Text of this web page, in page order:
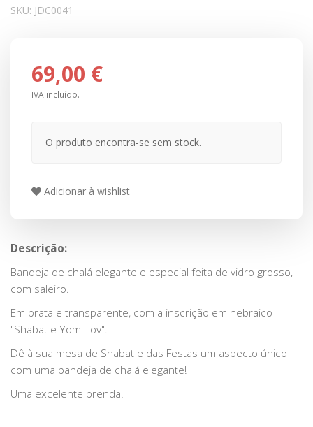
SKU: JDC0041
69,00 €
IVA incluído.
O produto encontra-se sem stock.
Adicionar à wishlist
Descrição:
Bandeja de chalá elegante e especial feita de vidro grosso,
com saleiro.
Em prata e transparente, com a inscrição em hebraico
"Shabat e Yom Tov".
Dê à sua mesa de Shabat e das Festas um aspecto único
com uma bandeja de chalá elegante!
Uma excelente prenda!